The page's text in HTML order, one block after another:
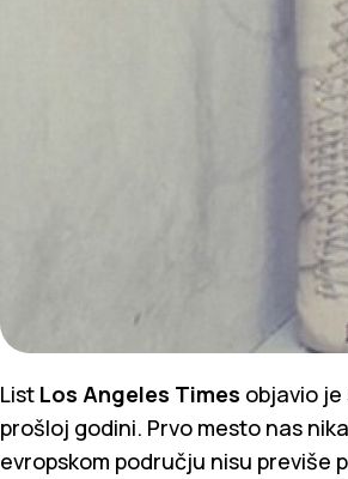
List Los Angeles Times objavio je
prošloj godini. Prvo mesto nas
evropskom području nisu previše